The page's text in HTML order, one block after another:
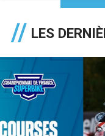
LES